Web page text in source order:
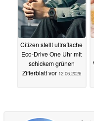
Citizen stellt ultraflache
Eco-Drive One Uhr mit
schickem grünen
Zifferblatt vor 12.06.2026